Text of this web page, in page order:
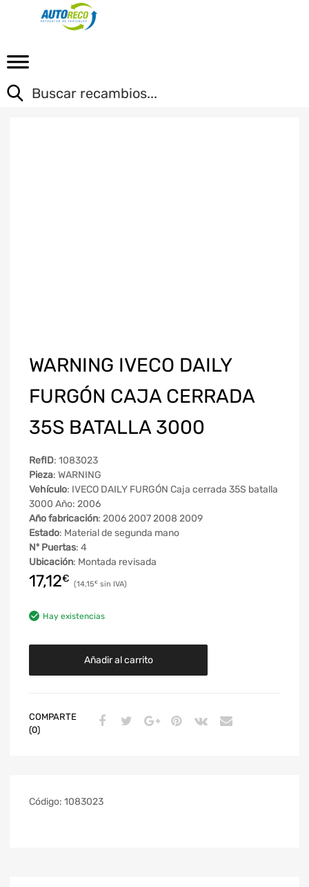
WARNING IVECO DAILY
FURGÓN CAJA CERRADA
35S BATALLA 3000
RefID: 1083023
Pieza: WARNING
Vehículo: IVECO DAILY FURGÓN Caja cerrada 35S batalla
3000 Año: 2006
Año fabricación: 2006 2007 2008 2009
Estado: Material de segunda mano
Nº Puertas: 4
Ubicación: Montada revisada
17,12€ 14,15€
Hay existencias
Añadir al carrito
COMPARTE
(0)
Código: 1083023